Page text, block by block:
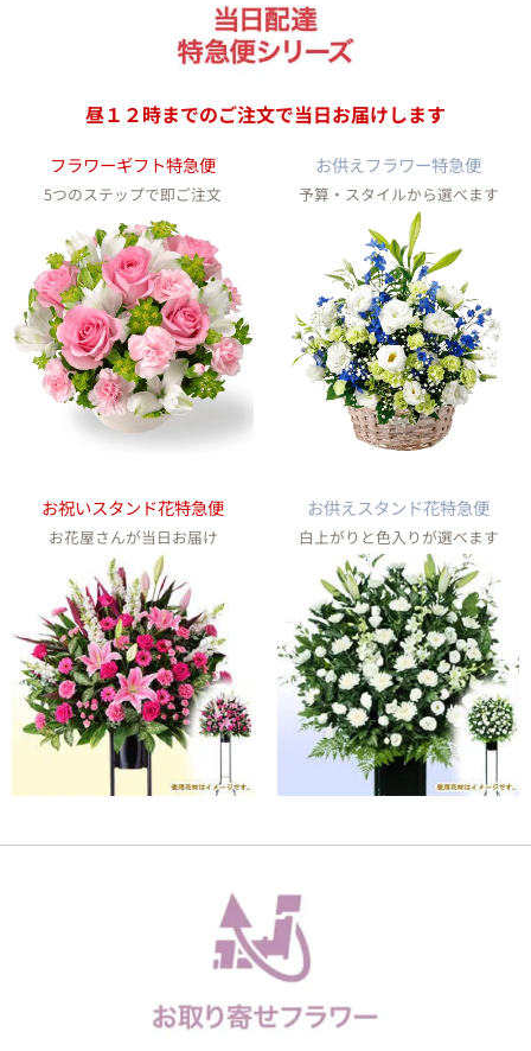
昼１２時までのご注文で当日お届けします
フラワーギフト特急便
5つのステップで即ご注文
お供えフラワー特急便
予算・スタイルから選べます
お祝いスタンド花特急便
お花屋さんが当日お届け
お供えスタンド花特急便
白上がりと色入りが選べます